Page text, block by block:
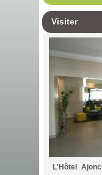
Visiter
L'Hôtel